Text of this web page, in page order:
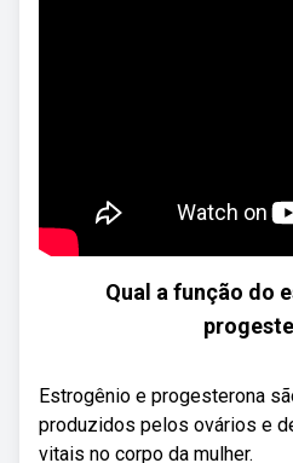
Qual a função do
Estrogênio e progesterona
produzidos pelos ovários e
vitais no corpo da mulher.